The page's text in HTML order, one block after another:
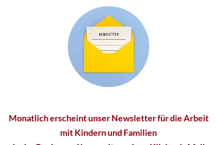
Monatlich erscheint unser Newsletter für die Arbeit
mit Kindern und Familien